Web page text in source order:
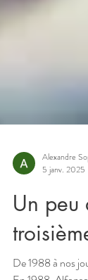
Alexandre
5 janv. 2025
Un peu